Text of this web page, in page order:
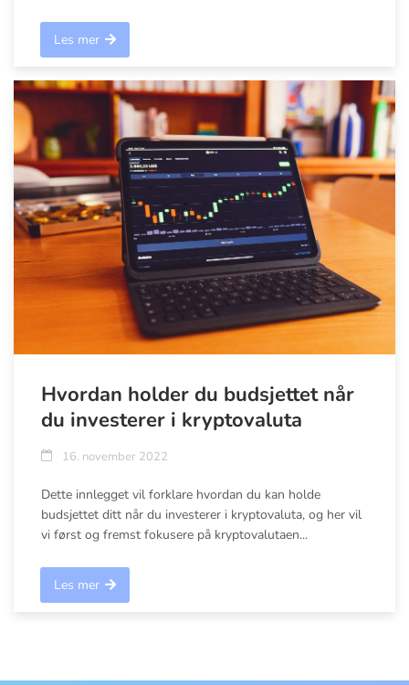
Les mer
Hvordan holder du budsjettet når
du investerer i kryptovaluta
16. november 2022
Dette innlegget vil forklare hvordan du kan holde
budsjettet ditt når du investerer i kryptovaluta, og her vil
vi først og fremst fokusere på kryptovalutaen...
Les mer